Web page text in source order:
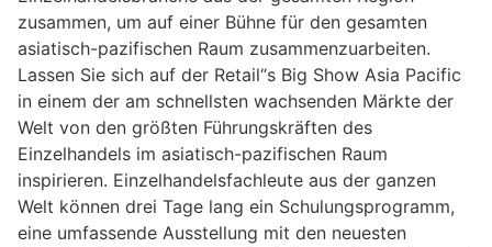
zusammen, um auf einer Bühne für den gesamten
asiatisch-pazifischen Raum zusammenzuarbeiten.
Lassen Sie sich auf der Retail“s Big Show Asia Pacific
in einem der am schnellsten wachsenden Märkte der
Welt von den größten Führungskräften des
Einzelhandels im asiatisch-pazifischen Raum
inspirieren. Einzelhandelsfachleute aus der ganzen
Welt können drei Tage lang ein Schulungsprogramm,
eine umfassende Ausstellung mit den neuesten